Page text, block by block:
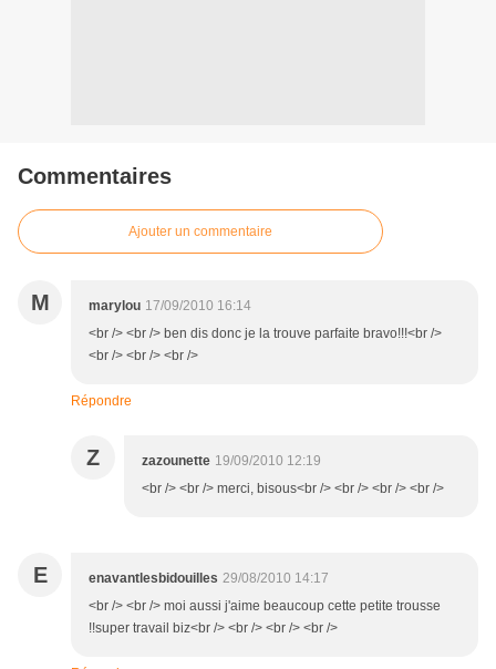
Commentaires
Ajouter un commentaire
M marylou 17/09/2010 16:14
<br /> <br /> ben dis donc je la trouve parfaite bravo!!!<br />
<br /> <br /> <br />
Répondre
Z zazounette 19/09/2010 12:19
<br /> <br /> merci, bisous<br /> <br /> <br /> <br />
E enavantlesbidouilles 29/08/2010 14:17
<br /> <br /> moi aussi j'aime beaucoup cette petite trousse
!!super travail biz<br /> <br /> <br /> <br />